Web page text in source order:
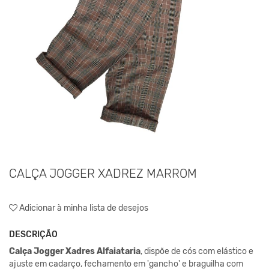
CALÇA JOGGER XADREZ MARROM
Adicionar à minha lista de desejos
DESCRIÇÃO
Calça Jogger Xadres Alfaiataria, dispõe de cós com elástico e
ajuste em cadarço, fechamento em 'gancho' e braguilha com